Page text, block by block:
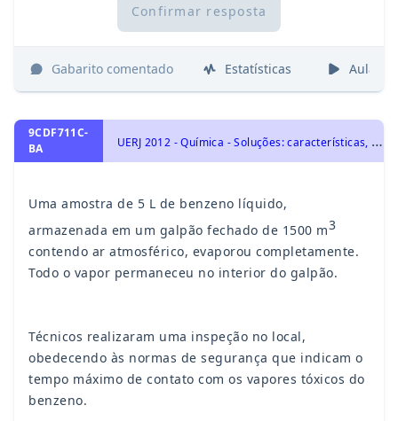
Confirmar resposta
Gabarito comentado Estatísticas Aulas
9CDF711C-
BA
U
ERJ 2012 - Química - Soluções: características, tipos de concentração, diluição, mistura, titulação e soluções coloidais., Soluções e Substâncias Inorgânicas
Uma amostra de 5 L de benzeno líquido,
armazenada em um galpão fechado de 1500 m3
contendo ar atmosférico, evaporou completamente.
Todo o vapor permaneceu no interior do galpão.
Técnicos realizaram uma inspeção no local,
obedecendo às normas de segurança que indicam o
tempo máximo de contato com os vapores tóxicos do
benzeno.